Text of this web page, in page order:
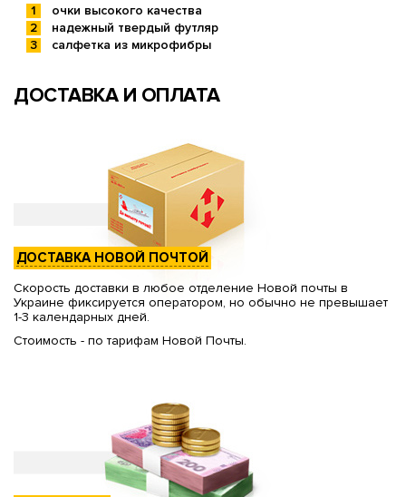
очки высокого качества
надежный твердый футляр
салфетка из микрофибры
ДОСТАВКА И ОПЛАТА
ДОСТАВКА НОВОЙ ПОЧТОЙ
Скорость доставки в любое отделение Новой почты в
Украине фиксируется оператором, но обычно не превышает
1-3 календарных дней.
Стоимость - по тарифам Новой Почты.